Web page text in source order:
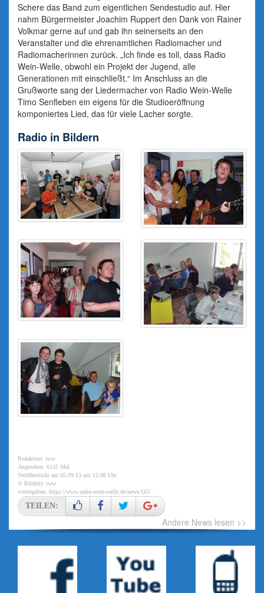
Schere das Band zum eigentlichen Sendestudio auf. Hier
nahm Bürgermeister Joachim Ruppert den Dank von Rainer
Volkmar gerne auf und gab ihn seinerseits an den
Veranstalter und die ehrenamtlichen Radiomacher und
Radiomacherinnen zurück. „Ich finde es toll, dass Radio
Wein-Welle, obwohl ein Projekt der Jugend, alle
Generationen mit einschließt.“ Im Anschluss an die
Grußworte sang der Liedermacher von Radio Wein-Welle
Timo Senfleben ein eigens für die Studioeröffnung
komponiertes Lied, das für viele Lacher sorgte.
Radio in Bildern
Redaktion: rww
Angesehen: 6135 Mal
Veröffentlicht am 05.09.13 um 12:08 Uhr
© Bild(er): rww
weitergeben: https://www.radio-wein-welle.de/news/163
TEILEN:
Andere News lesen >>